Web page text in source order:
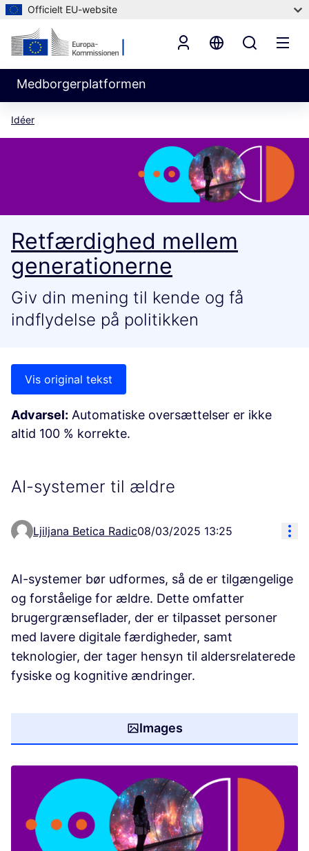
Officielt EU-website
Medborgerplatformen
Idéer
Retfærdighed mellem
generationerne
Giv din mening til kende og få
indflydelse på politikken
Vis original tekst
Advarsel: Automatiske oversættelser er ikke
altid 100 % korrekte.
AI-systemer til ældre
Ljiljana Betica Radic08/03/2025 13:25
AI-systemer bør udformes, så de er tilgængelige
og forståelige for ældre. Dette omfatter
brugergrænseflader, der er tilpasset personer
med lavere digitale færdigheder, samt
teknologier, der tager hensyn til aldersrelaterede
fysiske og kognitive ændringer.
Images